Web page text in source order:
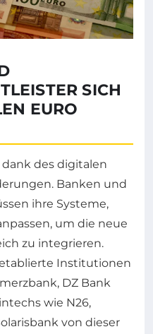
SICH
EURO
des digitalen
Banken und
ihre Systeme,
um die neue
zu integrieren.
Institutionen
DZ Bank
wie N26,
von dieser